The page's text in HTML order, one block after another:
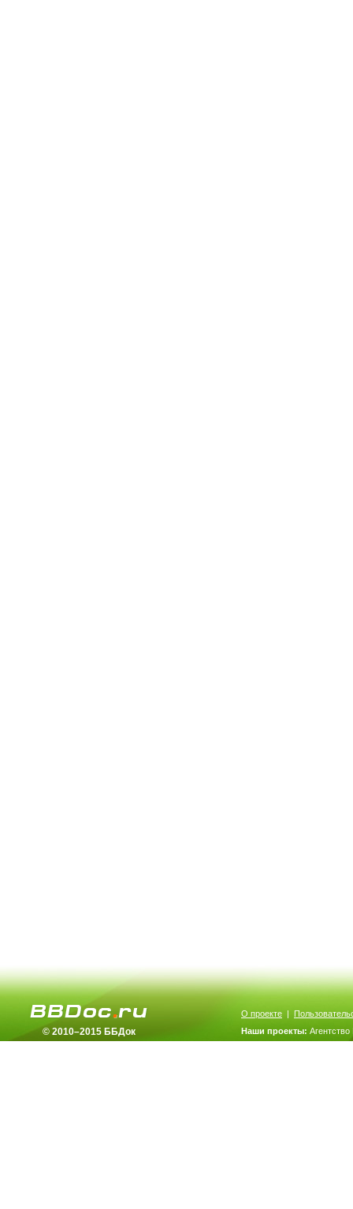
© 2010–2015 ББДок
О проекте |
Наши проекты: